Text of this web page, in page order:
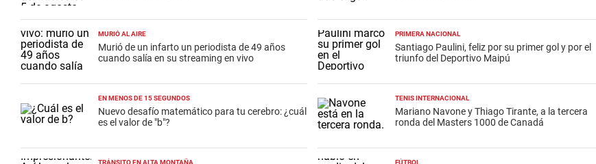
MURIÓ AL AIRE
Murió de un infarto un periodista de 49 años
cuando salía en su streaming en vivo
EN MENOS DE 15 SEGUNDOS
Nuevo desafío matemático para tu cerebro: ¿cuál
es el valor de "b"?
TRÁNSITO EN ALTA MONTAÑA
PRIMERA NACIONAL
Santiago Paulini, feliz por su primer gol y por el
triunfo del Deportivo Maipú
TENIS INTERNACIONAL
Mariano Navone y Thiago Tirante, a la tercera
ronda del Masters 1000 de Canadá
FÚTBOL